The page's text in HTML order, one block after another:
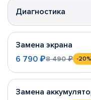
Диагностика
Замена экрана
6 790 ₽8 490 ₽ -20%
Замена